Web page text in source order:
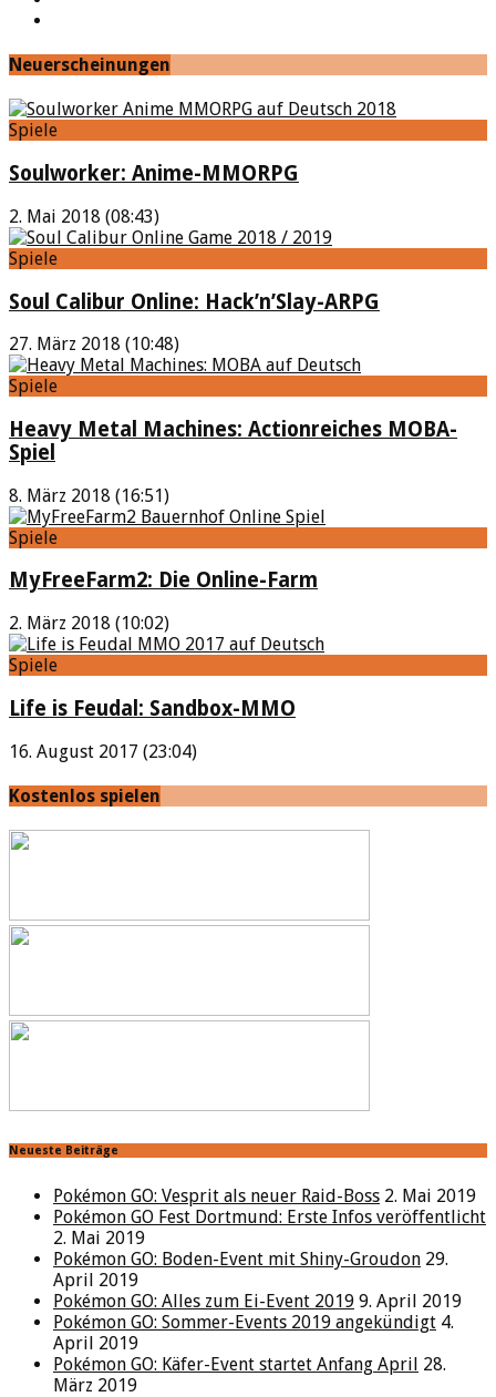
Neuerscheinungen
Spiele
Soulworker: Anime-MMORPG
2. Mai 2018 (08:43)
Spiele
Soul Calibur Online: Hack’n’Slay-ARPG
27. März 2018 (10:48)
Spiele
Heavy Metal Machines: Actionreiches MOBA-
Spiel
8. März 2018 (16:51)
Spiele
MyFreeFarm2: Die Online-Farm
2. März 2018 (10:02)
Spiele
Life is Feudal: Sandbox-MMO
16. August 2017 (23:04)
Kostenlos spielen
Neueste Beiträge
Pokémon GO: Vesprit als neuer Raid-Boss 2. Mai 2019
Pokémon GO Fest Dortmund: Erste Infos veröffentlicht
2. Mai 2019
Pokémon GO: Boden-Event mit Shiny-Groudon 29.
April 2019
Pokémon GO: Alles zum Ei-Event 2019 9. April 2019
Pokémon GO: Sommer-Events 2019 angekündigt 4.
April 2019
Pokémon GO: Käfer-Event startet Anfang April 28.
März 2019